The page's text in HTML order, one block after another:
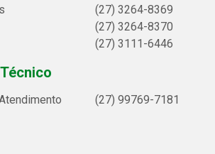
(27) 3264-8369
(27) 3264-8370
(27) 3111-6446
(27) 99769-7181